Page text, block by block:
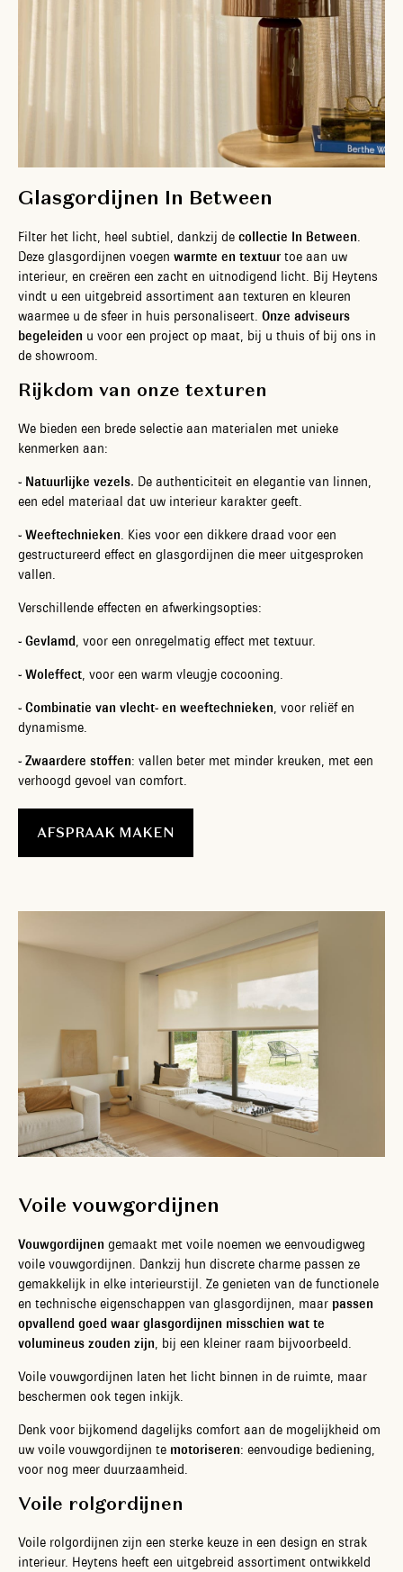
Glasgordijnen In Between
Filter het licht, heel subtiel, dankzij de collectie In Between
Deze glasgordijnen voegen warmte en textuur toe aan uw
interieur, en creëren een zacht en uitnodigend licht. Bij Heytens
vindt u een uitgebreid assortiment aan texturen en kleuren
waarmee u de sfeer in huis personaliseert. Onze adviseurs
begeleiden u voor een project op maat, bij u thuis of bij ons in
de showroom.
Rijkdom van onze texturen
We bieden een brede selectie aan materialen met unieke
kenmerken aan:
- Natuurlijke vezels. De authenticiteit en elegantie van linnen,
een edel materiaal dat uw interieur karakter geeft.
- Weeftechnieken . Kies voor een dikkere draad voor een
gestructureerd effect en glasgordijnen die meer uitgesproken
vallen.
Verschillende effecten en afwerkingsopties:
- Gevlamd , voor een onregelmatig effect met textuur.
- Woleffect , voor een warm vleugje cocooning.
- Combinatie van vlecht- en weeftechnieken , voor reliëf en
dynamisme.
- Zwaardere stoffen: vallen beter met minder kreuken, met een
verhoogd gevoel van comfort.
AFSPRAAK MAKEN
Voile vouwgordijnen
Vouwgordijnen gemaakt met voile noemen we eenvoudigweg
voile vouwgordijnen. Dankzij hun discrete charme passen ze
gemakkelijk in elke interieurstijl. Ze genieten van de functionele
en technische eigenschappen van glasgordijnen, maar passen
opvallend goed waar glasgordijnen misschien wat te
volumineus zouden zijn, bij een kleiner raam bijvoorbeeld.
Voile vouwgordijnen laten het licht binnen in de ruimte, maar
beschermen ook tegen inkijk.
Denk voor bijkomend dagelijks comfort aan de mogelijkheid om
uw voile vouwgordijnen te motoriseren: eenvoudige bediening,
voor nog meer duurzaamheid.
Voile rolgordijnen
Voile rolgordijnen zijn een sterke keuze in een design en strak
interieur. Heytens heeft een uitgebreid assortiment ontwikkeld